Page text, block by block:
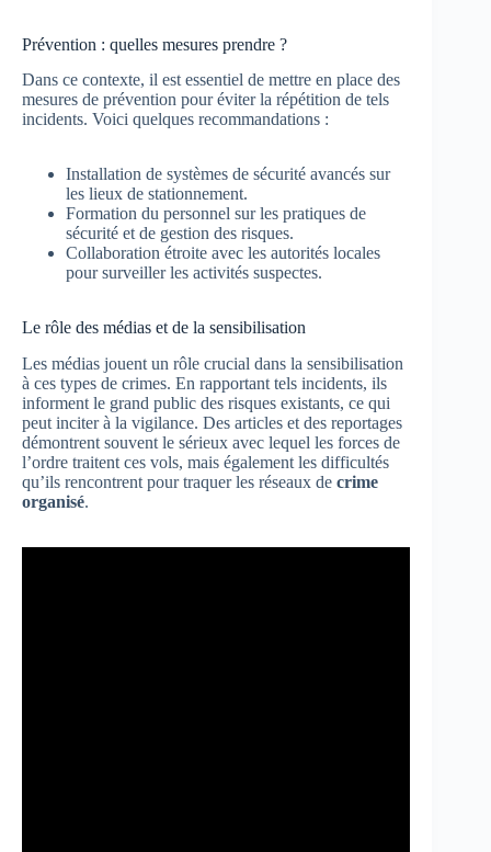
Prévention : quelles mesures prendre ?
Dans ce contexte, il est essentiel de mettre en place des
mesures de prévention pour éviter la répétition de tels
incidents. Voici quelques recommandations :
Installation de systèmes de sécurité avancés sur
les lieux de stationnement.
Formation du personnel sur les pratiques de
sécurité et de gestion des risques.
Collaboration étroite avec les autorités locales
pour surveiller les activités suspectes.
Le rôle des médias et de la sensibilisation
Les médias jouent un rôle crucial dans la sensibilisation
à ces types de crimes. En rapportant tels incidents, ils
informent le grand public des risques existants, ce qui
peut inciter à la vigilance. Des articles et des reportages
démontrent souvent le sérieux avec lequel les forces de
l’ordre traitent ces vols, mais également les difficultés
qu’ils rencontrent pour traquer les réseaux de crime
organisé.